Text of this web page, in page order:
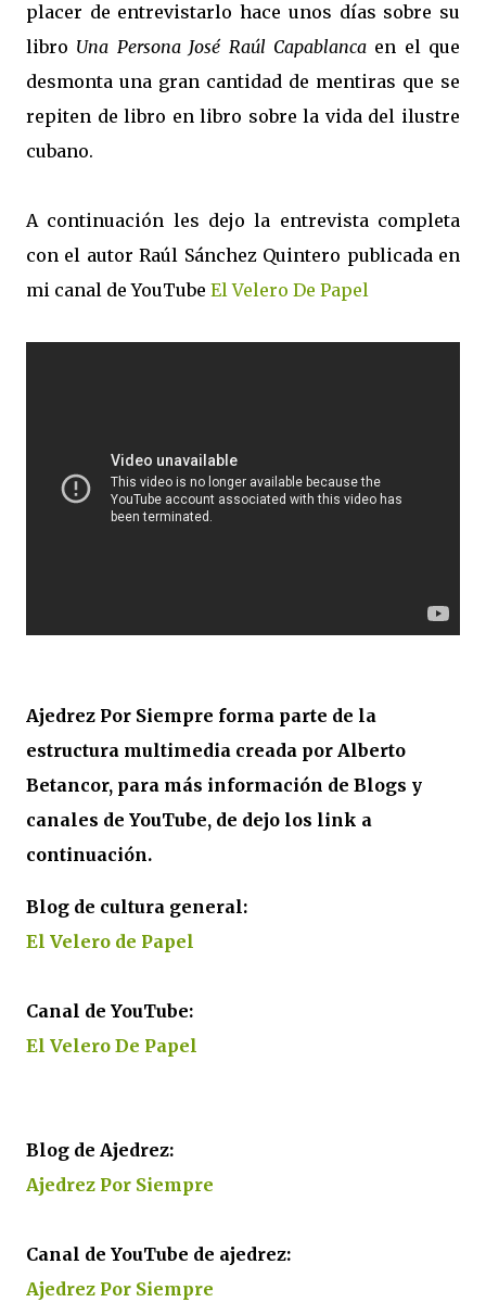
placer de entrevistarlo hace unos días sobre su
libro Una Persona José Raúl Capablanca en el que
desmonta una gran cantidad de mentiras que se
repiten de libro en libro sobre la vida del ilustre
cubano.
A continuación les dejo la entrevista completa
con el autor Raúl Sánchez Quintero publicada en
mi canal de YouTube El Velero De Papel
Ajedrez Por Siempre forma parte de la
estructura multimedia creada por Alberto
Betancor, para más información de Blogs y
canales de YouTube, de dejo los link a
continuación.
Blog de cultura general:
El Velero de Papel
Canal de YouTube:
El Velero De Papel
Blog de Ajedrez:
Ajedrez Por Siempre
Canal de YouTube de ajedrez:
Ajedrez Por Siempre